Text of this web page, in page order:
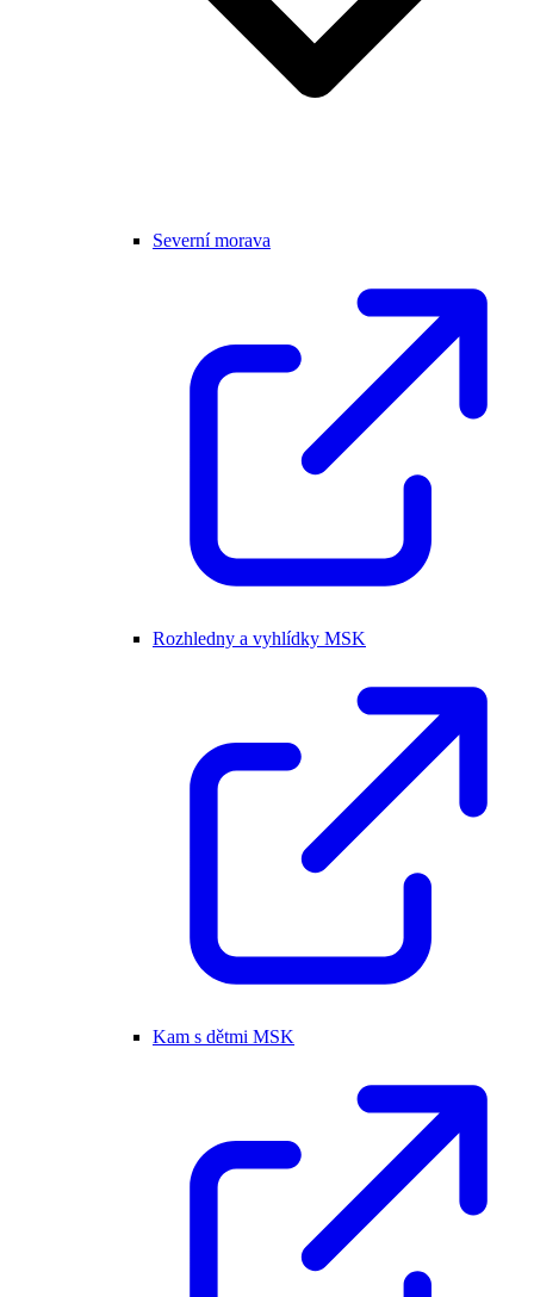
Severní morava
Rozhledny a vyhlídky MSK
Kam s dětmi MSK